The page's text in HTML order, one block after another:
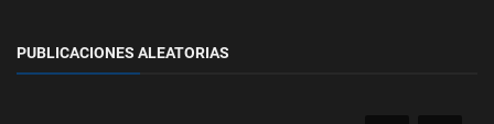
PUBLICACIONES ALEATORIAS